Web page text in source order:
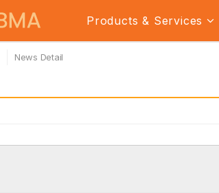
Products & Services
News Detail